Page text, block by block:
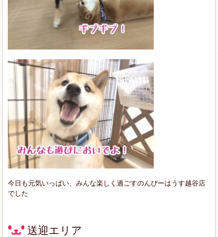
今日も元気いっぱい、みんな楽しく過ごすのんびーはうす越谷店
でした
送迎エリア